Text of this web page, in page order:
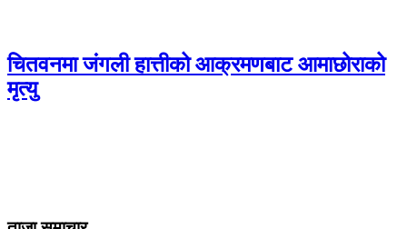
चितवनमा जंगली हात्तीको आक्रमणबाट आमाछोराको
मृत्यु